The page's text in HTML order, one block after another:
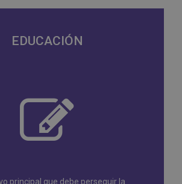
EDUCACIÓN
principal que debe perseguir la